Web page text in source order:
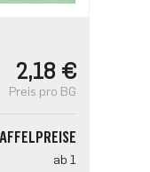
2,18 €
Preis pro BG
ab 1